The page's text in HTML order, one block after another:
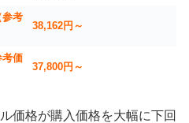
参考
38,162円～
考価
37,800円～
価格が購入価格を大幅に下回